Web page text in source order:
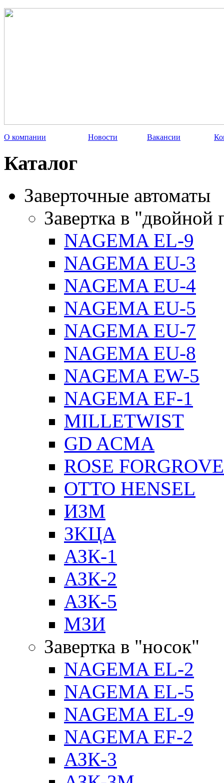
О компании Новости Вакансии
Каталог
Заверточные автоматы
Завертка в "двойной
NAGEMA EL-9
NAGEMA EU-3
NAGEMA EU-4
NAGEMA EU-5
NAGEMA EU-7
NAGEMA EU-8
NAGEMA EW-5
NAGEMA EF-1
MILLETWIST
GD ACMA
ROSE FORGROVE
OTTO HENSEL
ИЗМ
ЗKЦA
АЗК-1
АЗК-2
АЗК-5
МЗИ
Завертка в "носок"
NAGEMA EL-2
NAGEMA EL-5
NAGEMA EL-9
NAGEMA EF-2
АЗК-3